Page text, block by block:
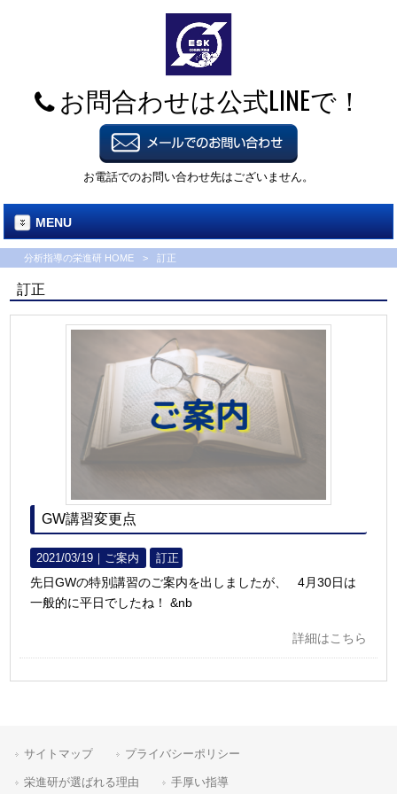
お問合わせは公式LINEで！
お電話でのお問い合わせ先はございません。
MENU
分析指導の栄進研 HOME > 訂正
訂正
GW講習変更点
2021/03/19｜ ご案内 訂正
先日GWの特別講習のご案内を出しましたが、 4月30日は
一般的に平日でしたね！ &nb
詳細はこちら
サイトマップ プライバシーポリシー
栄進研が選ばれる理由 手厚い指導